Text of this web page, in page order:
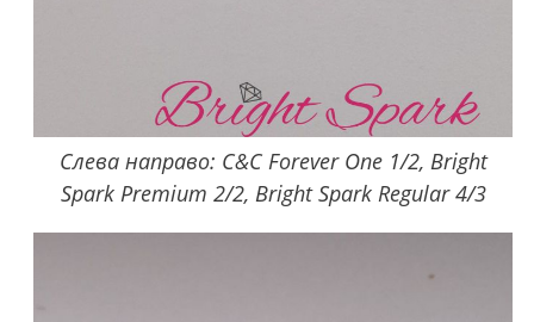
Слева направо: C&C Forever One 1/2, Bright
Spark Premium 2/2, Bright Spark Regular 4/3